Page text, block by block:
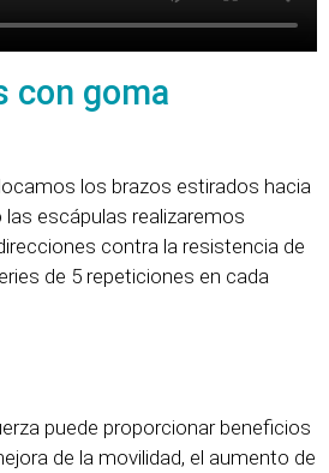
con goma
los brazos estirados hacia
escápulas realizaremos
contra la resistencia de
de 5 repeticiones en cada
puede proporcionar beneficios
de la movilidad, el aumento de